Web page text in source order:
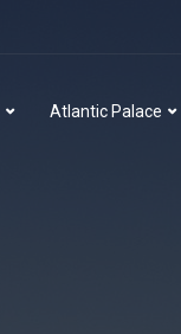
Atlantic Palace